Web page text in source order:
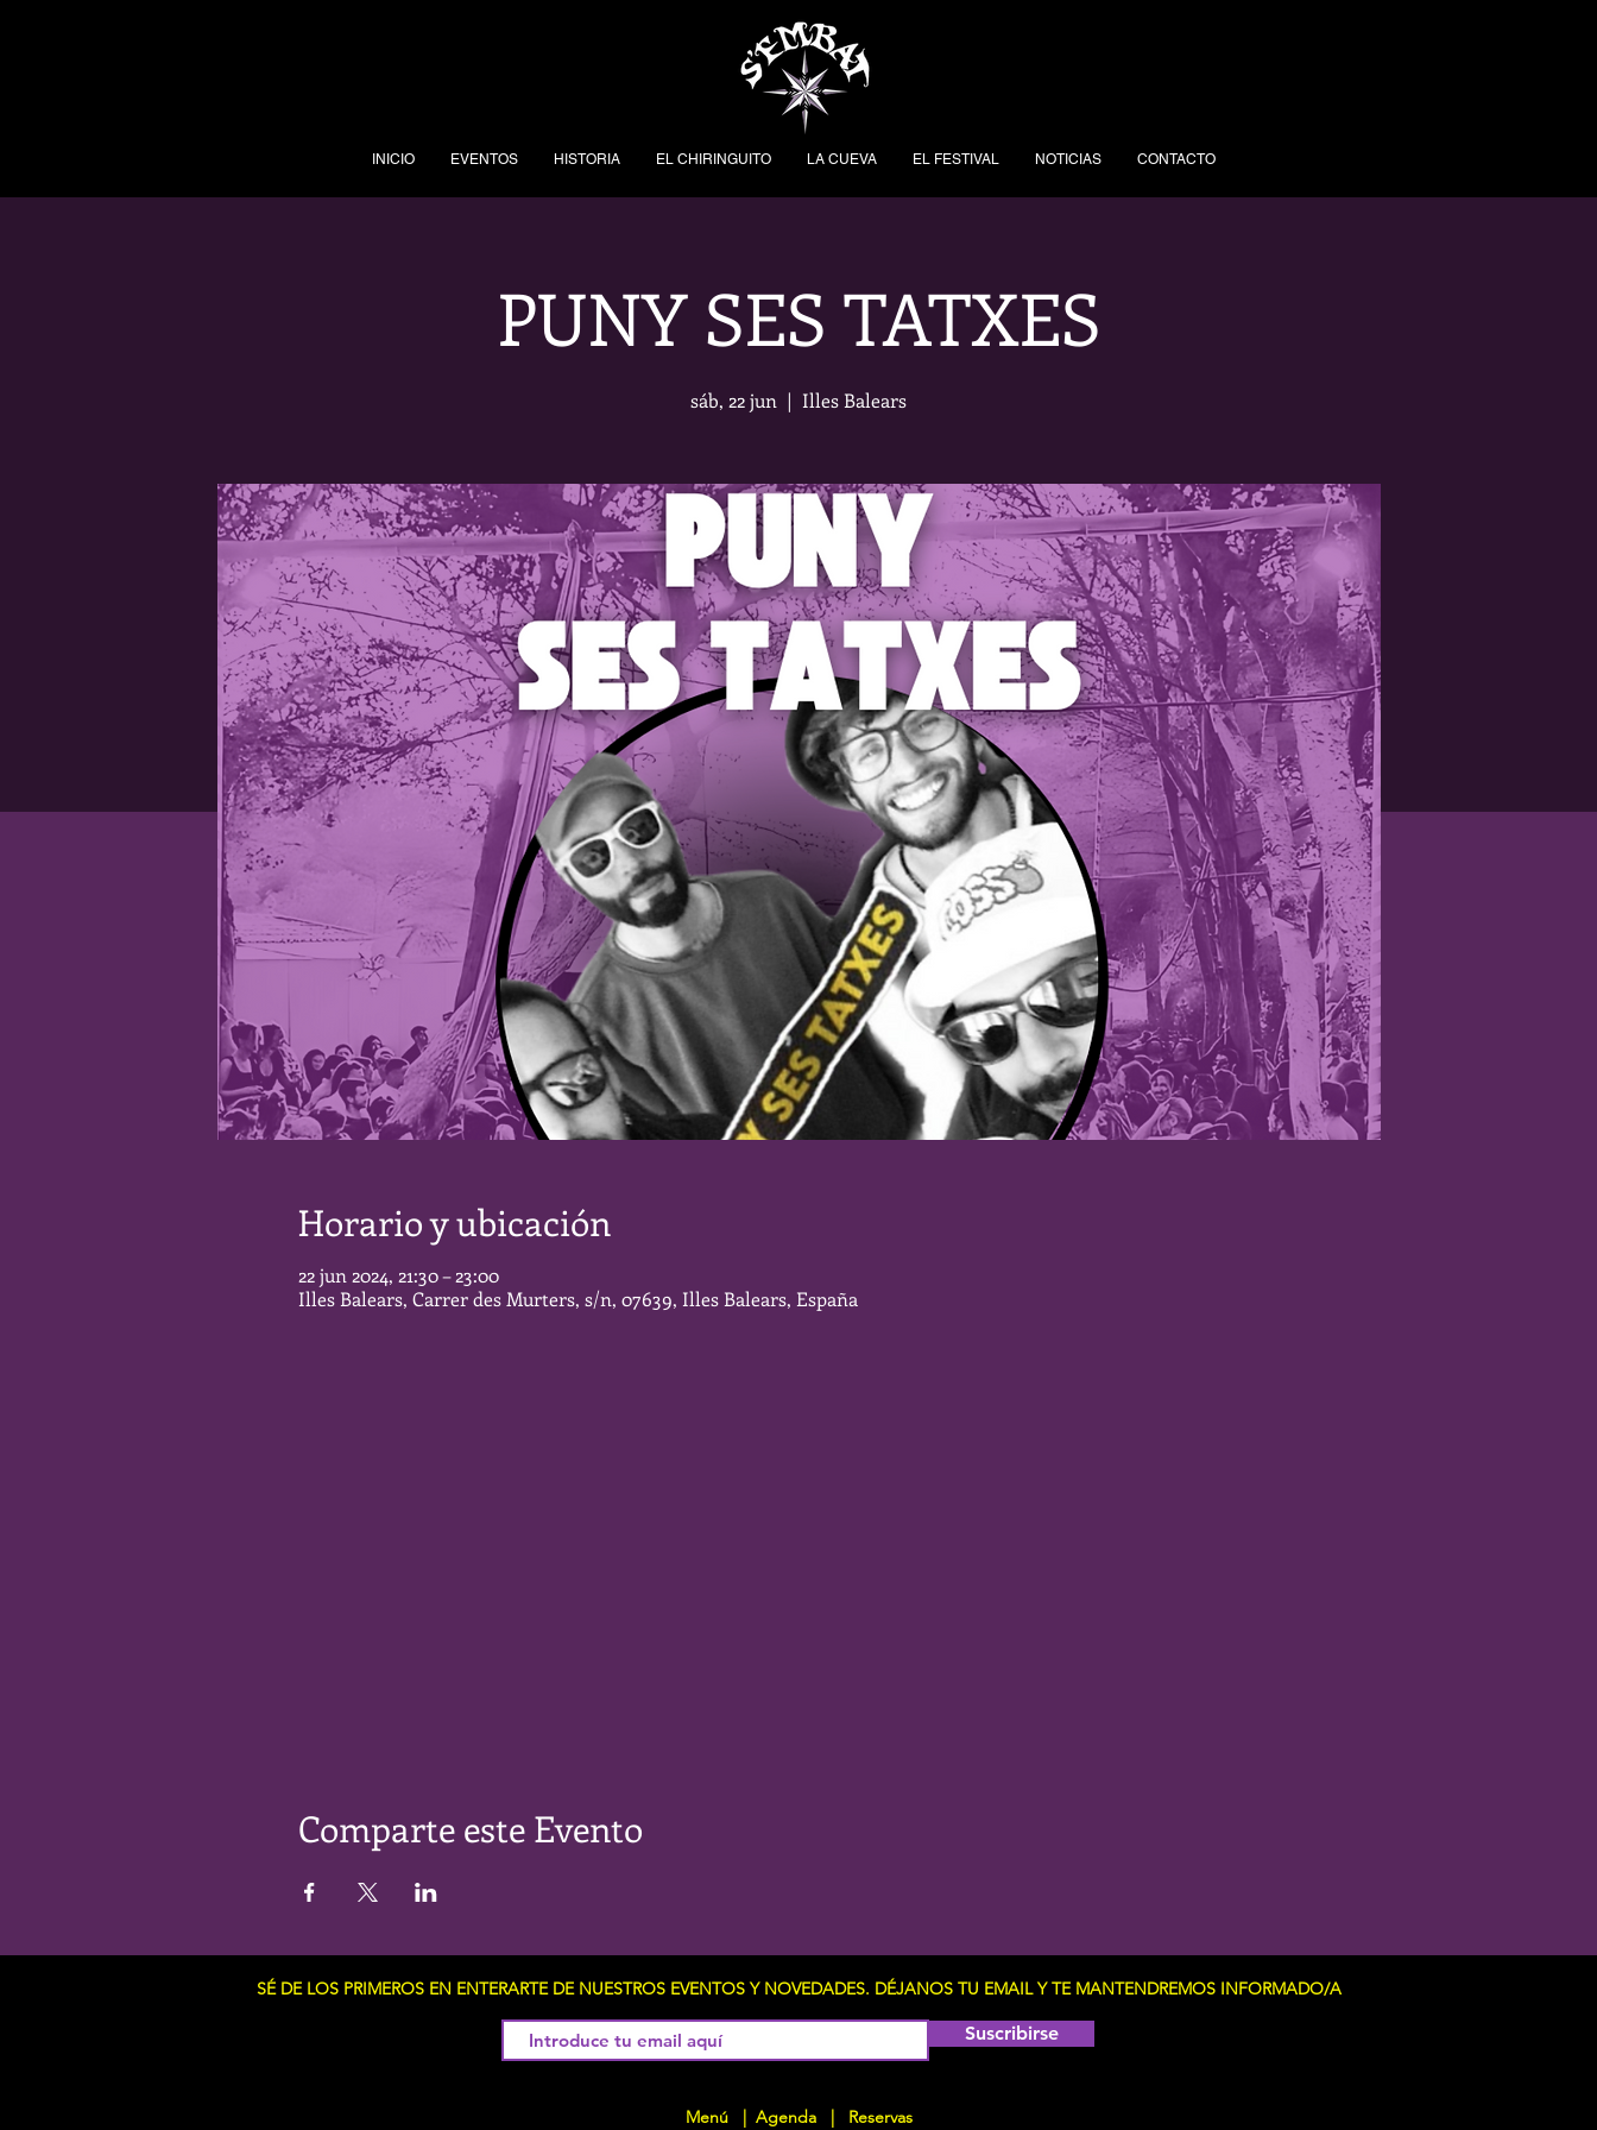
INICIO EVENTOS HISTORIA EL CHIRINGUITO LA CUEVA EL FESTIVAL NOTICIAS CONTACTO
PUNY SES TATXES
sáb, 22 jun
  |
Illes Balears
Horario y ubicación
22 jun 2024, 21:30 – 23:00
Illes Balears, Carrer des Murters, s/n, 07639, Illes Balears, España
Comparte este Evento
SÉ DE LOS PRIMEROS EN ENTERARTE DE NUESTROS EVENTOS Y NOVEDADES. DÉJANOS TU EMAIL Y TE MANTENDREMOS INFORMADO/A
Suscribirse
Menú |Agenda | Reservas